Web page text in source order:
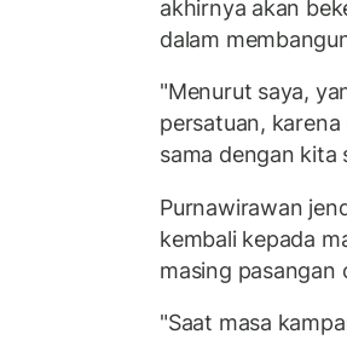
akhirnya akan
dalam
"Menurut saya,
persatuan,
sama dengan kita
Purnawirawan
kembali kepada
masing pasangan
"Saat masa